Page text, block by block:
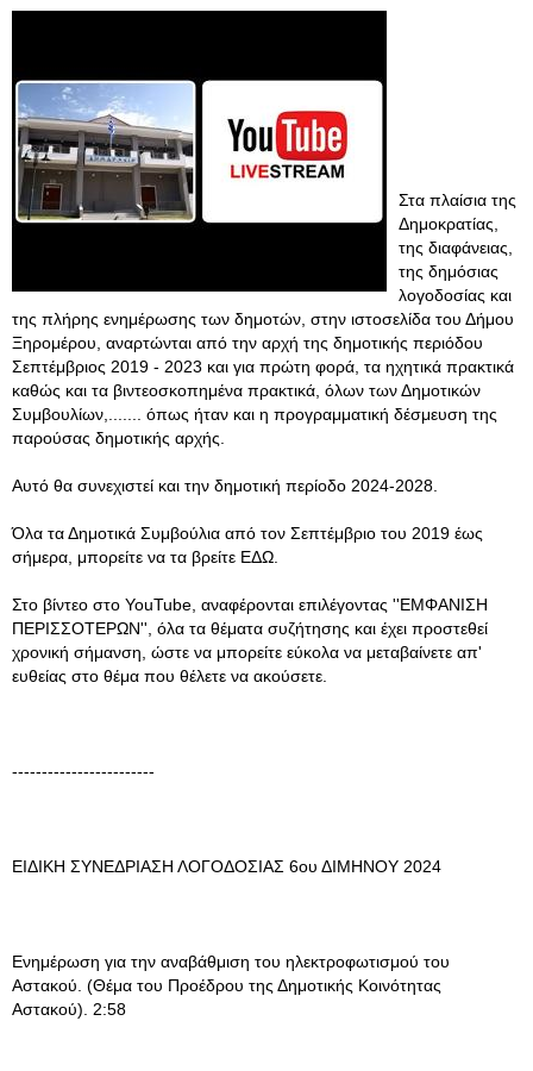
Στα πλαίσια της
Δημοκρατίας,
της διαφάνειας,
της δημόσιας
λογοδοσίας και
της πλήρης ενημέρωσης των δημοτών, στην ιστοσελίδα του Δήμου
Ξηρομέρου, αναρτώνται από την αρχή της δημοτικής περιόδου
Σεπτέμβριος 2019 - 2023 και για πρώτη φορά, τα ηχητικά πρακτικά
καθώς και τα βιντεοσκοπημένα πρακτικά, όλων των Δημοτικών
Συμβουλίων,....... όπως ήταν και η προγραμματική δέσμευση της
παρούσας δημοτικής αρχής.
Αυτό θα συνεχιστεί και την δημοτική περίοδο 2024-2028.
Όλα τα Δημοτικά Συμβούλια από τον Σεπτέμβριο του 2019 έως
σήμερα, μπορείτε να τα βρείτε ΕΔΩ.
Στο βίντεο στο YouTube, αναφέρονται επιλέγοντας ''ΕΜΦΑΝΙΣΗ
ΠΕΡΙΣΣΟΤΕΡΩΝ'', όλα τα θέματα συζήτησης και έχει προστεθεί
χρονική σήμανση, ώστε να μπορείτε εύκολα να μεταβαίνετε απ'
ευθείας στο θέμα που θέλετε να ακούσετε.
------------------------
ΕΙΔΙΚΗ ΣΥΝΕΔΡΙΑΣΗ ΛΟΓΟΔΟΣΙΑΣ 6ου ΔΙΜΗΝΟΥ 2024
Ενημέρωση για την αναβάθμιση του ηλεκτροφωτισμού του
Αστακού. (Θέμα του Προέδρου της Δημοτικής Κοινότητας
Αστακού). 2:58